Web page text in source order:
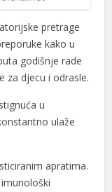
pretrage
kako u
godišnje rade
za djecu i odrasle.
u
ulaže
apratima.